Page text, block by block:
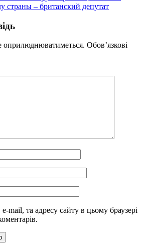
страны – британский депутат
оприлюднюватиметься. Обов’язкові
mail, та адресу сайту в цьому браузері